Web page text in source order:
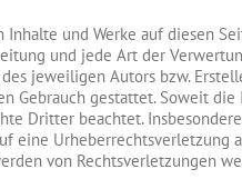
und Werke auf diesen
und jede Art der
jeweiligen Autors bzw.
Gebrauch gestattet. Soweit
Dritter beachtet.
eine Urheberrechtsverletzung
von Rechtsverletzungen